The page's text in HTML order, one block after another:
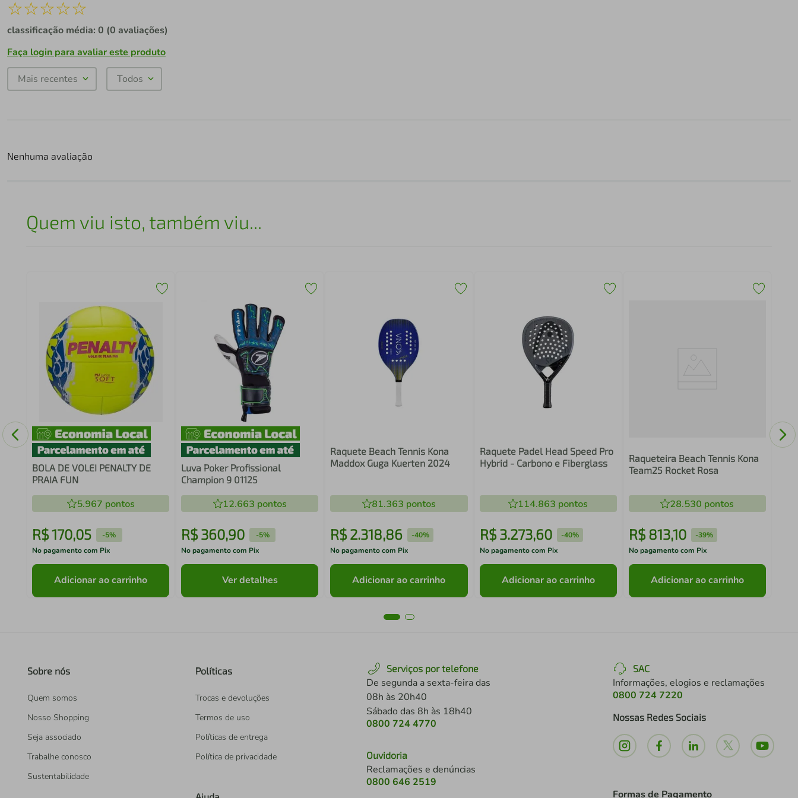
☆☆☆☆☆
classificação média: 0 (0 avaliações)
Faça login para avaliar este produto
Mais recentes Todos
Nenhuma avaliação
Quem viu isto, também viu...
BOLA DE VOLEI PENALTY DE
PRAIA FUN
5.967 pontos
R$170,05 -5%
No pagamento com Pix
Adicionar ao carrinho
Luva Poker Profissional
Champion 9 01125
12.663 pontos
R$ 360,90 -5%
No pagamento com Pix
Ver detalhes
Raquete Beach Tennis Kona
Maddox Guga Kuerten 2024
81.363 pontos
R$2.318,86 -40%
No pagamento com Pix
Adicionar ao carrinho
Raquete Padel Head Speed Pro
Hybrid - Carbono e Fiberglass
114.863 pontos
R$ 3.273,60 -40%
No pagamento com Pix
Adicionar ao carrinho
Raqueteira Beach Tennis Kona
Team25 Rocket Rosa
28.530 pontos
R$ 813,10 -39%
No pagamento com Pix
Adicionar ao carrinho
NEW
Sobre nós
Quem somos
Nosso Shopping
Seja associado
Trabalhe conosco
Sustentabilidade
Políticas
Trocas e devoluções
Termos de uso
Políticas de entrega
Política de privacidade
Serviços por telefone
De segunda a sexta-feira das
08h às 20h40
Sábado das 8h às 18h40
0800 724 4770
Ouvidoria
Reclamações e denúncias
0800 646 2519
SAC
Informações, elogios e reclamações
0800 724 7220
Nossas Redes Sociais
Formas de Pagamento